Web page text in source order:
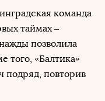
команда
таймах –
позволила
того, «Балтика»
подряд, повторив